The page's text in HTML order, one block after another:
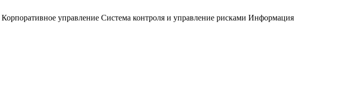
Корпоративное управление Система контроля и управление рисками Информация